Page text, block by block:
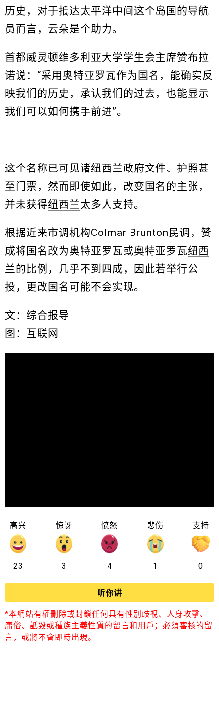
历史，对于抵达太平洋中间这个岛国的导航
员而言，云朵是个助力。
首都威灵顿维多利亚大学学生会主席赞布拉
诺说：“采用奥特亚罗瓦作为国名，能确实反
映我们的历史，承认我们的过去，也能显示
我们可以如何携手前进”。
这个名称已可见诸纽西兰政府文件、护照甚
至门票，然而即使如此，改变国名的主张，
并未获得纽西兰太多人支持。
根据近来市调机构Colmar Brunton民调，赞
成将国名改为奥特亚罗瓦或奥特亚罗瓦纽西
兰的比例，几乎不到四成，因此若举行公
投，更改国名可能不会实现。
文：综合报导
图：互联网
高兴
23
惊讶
3
愤怒
4
悲伤
1
支持
0
听你讲
*本網站有權刪除或封鎖任何具有性別歧視、人身攻擊、
庸俗、詆毀或種族主義性質的留言和用戶；必須審核的留
言，或將不會即時出現。